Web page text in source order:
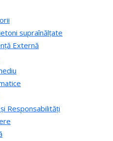
supraînălțate
Externă
Responsabilități